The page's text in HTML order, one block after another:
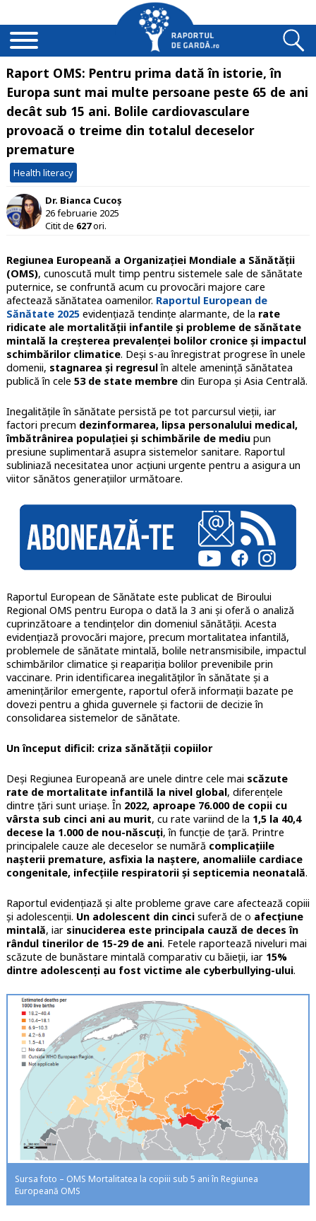
Raport OMS: Pentru prima dată în istorie, în
Europa sunt mai multe persoane peste 65 de ani
decât sub 15 ani. Bolile cardiovasculare
provoacă o treime din totalul deceselor
premature
Health literacy
Dr. Bianca Cucoș
26 februarie 2025
Citit de 627ori.
Regiunea Europeană a Organizației Mondiale a Sănătății
(OMS), cunoscută mult timp pentru sistemele sale de sănătate
puternice, se confruntă acum cu provocări majore care
afectează sănătatea oamenilor. Raportul European de
Sănătate 2025evidențiază tendințe alarmante, de la rate
ridicate ale mortalității infantile și probleme de sănătate
mintală la creșterea prevalenței bolilor cronice și impactul
schimbărilor climatice. Deși s-au înregistrat progrese în unele
domenii, stagnarea și regresulîn altele amenință sănătatea
publică în cele 53 de state membredin Europa și Asia Centrală.
Inegalitățile în sănătate persistă pe tot parcursul vieții, iar
factori precum dezinformarea, lipsa personalului medical,
îmbătrânirea populației și schimbările de mediupun
presiune suplimentară asupra sistemelor sanitare. Raportul
subliniază necesitatea unor acțiuni urgente pentru a asigura un
viitor sănătos generațiilor următoare.
Raportul European de Sănătate este publicat de Biroului
Regional OMS pentru Europa o dată la 3 ani și oferă o analiză
cuprinzătoare a tendințelor din domeniul sănătății. Acesta
evidențiază provocări majore, precum mortalitatea infantilă,
problemele de sănătate mintală, bolile netransmisibile, impactul
schimbărilor climatice și reapariția bolilor prevenibile prin
vaccinare. Prin identificarea inegalităților în sănătate și a
amenințărilor emergente, raportul oferă informații bazate pe
dovezi pentru a ghida guvernele și factorii de decizie în
consolidarea sistemelor de sănătate.
Un început dificil: criza sănătății copiilor
Deși Regiunea Europeană are unele dintre cele mai scăzute
rate de mortalitate infantilă la nivel global, diferențele
dintre țări sunt uriașe. În 2022, aproape 76.000 de copii cu
vârsta sub cinci ani au murit, cu rate variind de la 1,5 la 40,4
decese la 1.000 de nou-născuți, în funcție de țară. Printre
principalele cauze ale deceselor se numără complicațiile
nașterii premature, asfixia la naștere, anomaliile cardiace
congenitale, infecțiile respiratorii și septicemia neonatală.
Raportul evidențiază și alte probleme grave care afectează copiii
și adolescenții. Un adolescent din cincisuferă de o afecțiune
mintală, iar sinuciderea este principala cauză de deces în
rândul tinerilor de 15-29 de ani. Fetele raportează niveluri mai
scăzute de bunăstare mintală comparativ cu băieții, iar 15%
dintre adolescenți au fost victime ale cyberbullying-ului.
Sursa foto – OMS Mortalitatea la copiii sub 5 ani în Regiunea
Europeană OMS